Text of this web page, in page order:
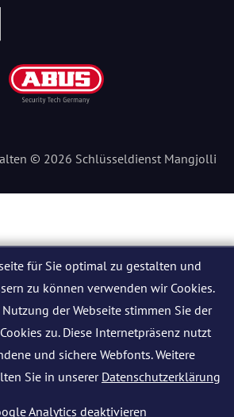
© 2026 Schlüsseldienst Mangjolli
für Sie optimal zu gestalten und
zu können verwenden wir Cookies.
der Webseite stimmen Sie der
zu. Diese Internetpräsenz nutzt
und sichere Webfonts. Weitere
Sie in unserer Datenschutzerklärung
Analytics deaktivieren